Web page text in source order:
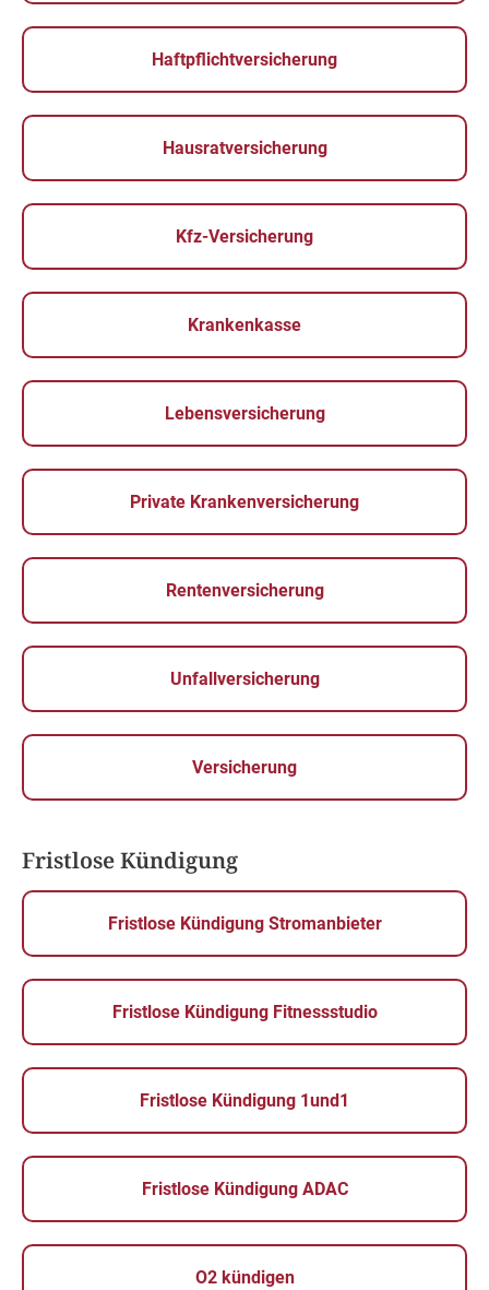
Haftpflichtversicherung
Hausratversicherung
Kfz-Versicherung
Krankenkasse
Lebensversicherung
Private Krankenversicherung
Rentenversicherung
Unfallversicherung
Versicherung
Fristlose Kündigung
Fristlose Kündigung Stromanbieter
Fristlose Kündigung Fitnessstudio
Fristlose Kündigung 1und1
Fristlose Kündigung ADAC
O2 kündigen